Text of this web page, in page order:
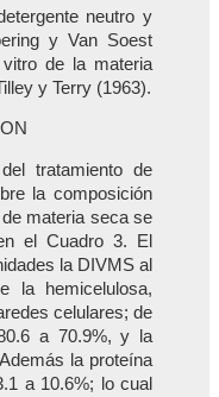
neutro y
y Van Soest
de la materia
y Terry (1963).
tratamiento de
la composición
materia seca se
el Cuadro 3. El
la DIVMS al
la hemicelulosa,
celulares; de
a 70.9%, y la
la proteína
a 10.6%; lo cual